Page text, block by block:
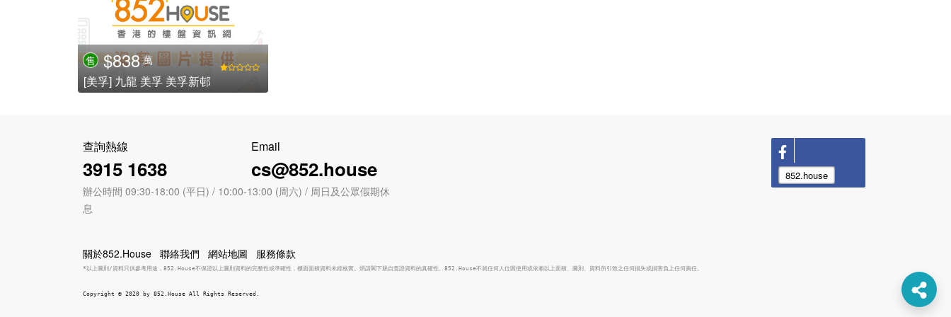
售 $838 萬
[美孚] 九龍 美孚 美孚新邨
查詢熱線
3915 1638
Email
cs@852.house
辦公時間 09:30-18:00 (平日) / 10:00-13:00 (周六) / 周日及公眾假期休
息
關於852.House 聯絡我們 網站地圖 服務條款
852.house
*以上圖則/資料只供參考用途，852.House不保證以上圖則資料的完整性或準確性，樓面面積資料未經核實。煩請閣下親自查證資料的真確性。852.House不就任何人仕因使用或依賴以上面積、圖則、資料所引致之任何損失或損害負上任何責任。
Copyright © 2020 by 852.House All Rights Reserved.